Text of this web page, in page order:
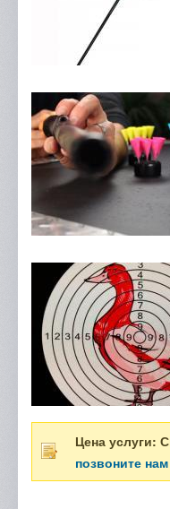
Цена услуги:
позвоните нам